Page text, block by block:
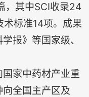
其中SCI收录24
标准14项。成果
报》等国家级、
家中药材产业重
全国主产区及